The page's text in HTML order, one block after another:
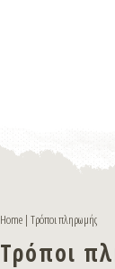
Home | Τρόποι πληρωμής
Τρόποι